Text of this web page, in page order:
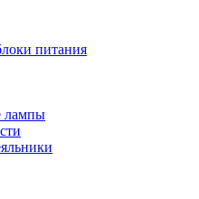
питания
лампы